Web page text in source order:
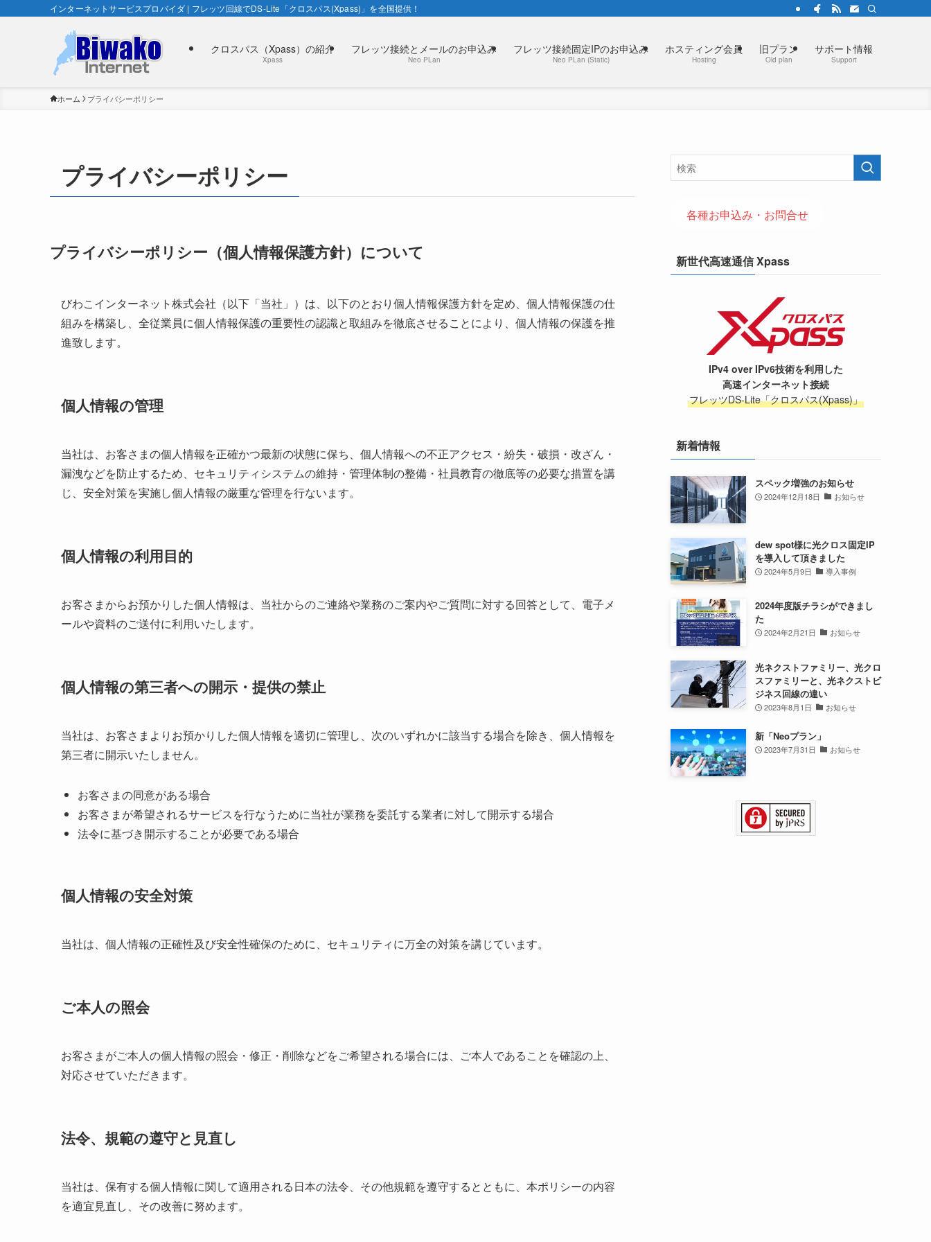
インターネットサービスプロバイダ | フレッツ回線でDS-Lite「クロスパス(Xpass)」を全国提供！
クロスパス（Xpass）の紹介
Xpass
フレッツ接続とメールのお申込み
Neo PLan
フレッツ接続固定IPのお申込み
Neo PLan (Static)
ホスティング会員
Hosting
旧プラン
Old plan
サポート情報
Support
ホーム プライバシーポリシー
プライバシーポリシー
プライバシーポリシー（個人情報保護方針）について
びわこインターネット株式会社（以下「当社」）は、以下のとおり個人情報保護方針を定め、個人情報保護の仕
組みを構築し、全従業員に個人情報保護の重要性の認識と取組みを徹底させることにより、個人情報の保護を推
進致します。
個人情報の管理
当社は、お客さまの個人情報を正確かつ最新の状態に保ち、個人情報への不正アクセス・紛失・破損・改ざん・
漏洩などを防止するため、セキュリティシステムの維持・管理体制の整備・社員教育の徹底等の必要な措置を講
じ、安全対策を実施し個人情報の厳重な管理を行ないます。
個人情報の利用目的
お客さまからお預かりした個人情報は、当社からのご連絡や業務のご案内やご質問に対する回答として、電子メ
ールや資料のご送付に利用いたします。
個人情報の第三者への開示・提供の禁止
当社は、お客さまよりお預かりした個人情報を適切に管理し、次のいずれかに該当する場合を除き、個人情報を
第三者に開示いたしません。
お客さまの同意がある場合
お客さまが希望されるサービスを行なうために当社が業務を委託する業者に対して開示する場合
法令に基づき開示することが必要である場合
個人情報の安全対策
当社は、個人情報の正確性及び安全性確保のために、セキュリティに万全の対策を講じています。
ご本人の照会
お客さまがご本人の個人情報の照会・修正・削除などをご希望される場合には、ご本人であることを確認の上、
対応させていただきます。
法令、規範の遵守と見直し
当社は、保有する個人情報に関して適用される日本の法令、その他規範を遵守するとともに、本ポリシーの内容
を適宜見直し、その改善に努めます。
各種お申込み・お問合せ
新世代高速通信 Xpass
IPv4 over IPv6技術を利用した
高速インターネット接続
フレッツDS-Lite「クロスパス(Xpass)」
新着情報
スペック増強のお知らせ
2024年12月18日 お知らせ
dew spot様に光クロス固定IP
を導入して頂きました
2024年5月9日 導入事例
2024年度版チラシができまし
た
2024年2月21日 お知らせ
光ネクストファミリー、光クロ
スファミリーと、光ネクストビ
ジネス回線の違い
2023年8月1日 お知らせ
新「Neoプラン」
2023年7月31日 お知らせ